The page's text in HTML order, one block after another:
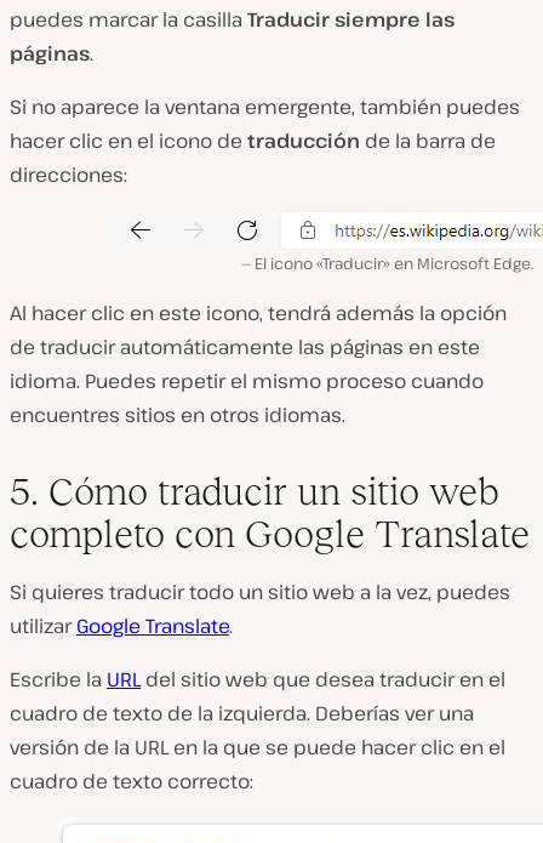
puedes marcar la casilla Traducir siempre las
páginas.
Si no aparece la ventana emergente, también puedes
hacer clic en el icono de traducción de la barra de
direcciones:
El icono «Traducir» en Microsoft Edge.
Al hacer clic en este icono, tendrá además la opción
de traducir automáticamente las páginas en este
idioma. Puedes repetir el mismo proceso cuando
encuentres sitios en otros idiomas.
5. Cómo traducir un sitio web
completo con Google Translate
Si quieres traducir todo un sitio web a la vez, puedes
utilizarGoogle Translate.
Escribe la URLdel sitio web que desea traducir en el
cuadro de texto de la izquierda. Deberías ver una
versión de la URL en la que se puede hacer clic en el
cuadro de texto correcto: